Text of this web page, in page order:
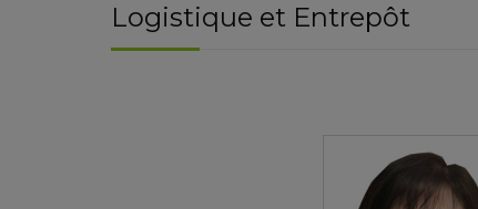
Logistique et Entrepôt